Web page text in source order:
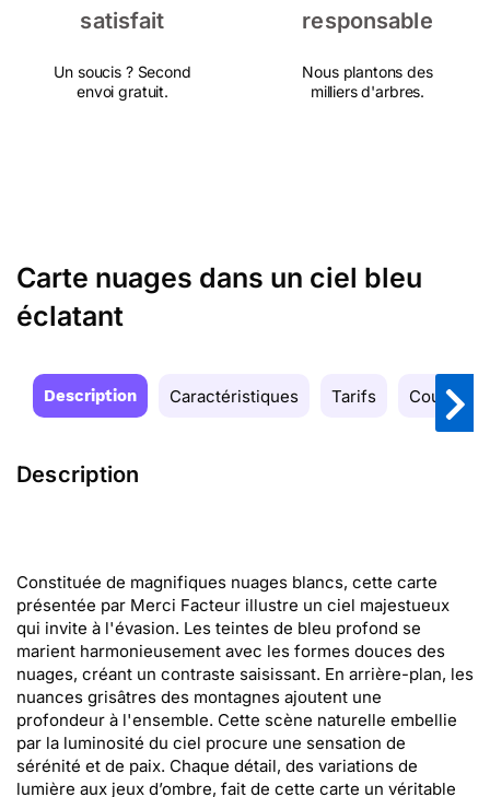
satisfait
Un soucis ? Second
envoi gratuit.
responsable
Nous plantons des
milliers d'arbres.
Carte nuages dans un ciel bleu
éclatant
Description Caractéristiques Tarifs Couleurs
Description
Constituée de magnifiques nuages blancs, cette carte
présentée par Merci Facteur illustre un ciel majestueux
qui invite à l'évasion. Les teintes de bleu profond se
marient harmonieusement avec les formes douces des
nuages, créant un contraste saisissant. En arrière-plan, les
nuances grisâtres des montagnes ajoutent une
profondeur à l'ensemble. Cette scène naturelle embellie
par la luminosité du ciel procure une sensation de
sérénité et de paix. Chaque détail, des variations de
lumière aux jeux d’ombre, fait de cette carte un véritable